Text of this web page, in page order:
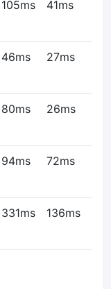
105ms 41ms
46ms 27ms
80ms 26ms
94ms 72ms
331ms 136ms